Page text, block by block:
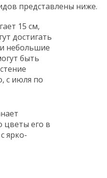
представлены ниже.
15 см,
достигать
небольшие
быть
с июля по
цветы его в
ярко-